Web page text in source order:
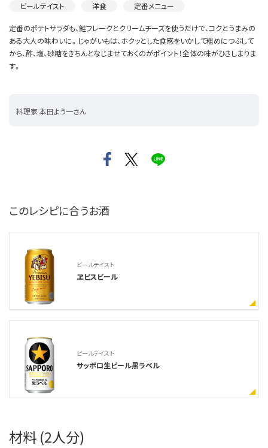
ビールテイスト 洋食 定番メニュー
定番のポテトサラダも、鮭フレークとクリームチーズを使うだけで、コクとうまみの
ある大人の味わいに。じゃがいもは、ホクッとした食感をいかして粗めにつぶして
から、酢、塩、砂糖をきちんとなじませておくのがポイント！全体の味がひきしまりま
す。
料理家 本田よう一さん
このレシピに合うお酒
ビールテイスト
ヱビスビール
ビールテイスト
サッポロ生ビール黒ラベル
材料 (2人分)